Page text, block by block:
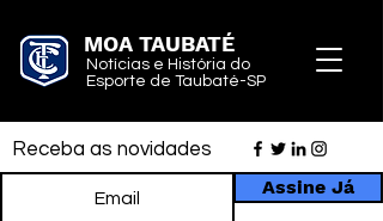
MOA TAUBATÉ
Notícias e História do
Esporte de Taubaté-SP
Receba as novidades
Assine Já